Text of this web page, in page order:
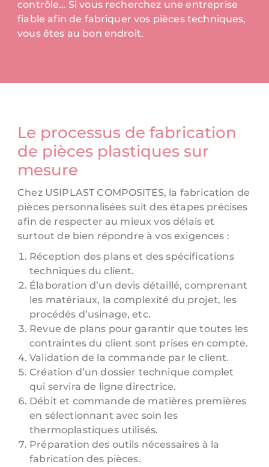
contrôle… Si vous recherchez une entreprise
fiable afin de fabriquer vos pièces techniques,
vous êtes au bon endroit.
Le processus de fabrication
de pièces plastiques sur
mesure
Chez USIPLAST COMPOSITES, la fabrication de
pièces personnalisées suit des étapes précises
afin de respecter au mieux vos délais et
surtout de bien répondre à vos exigences :
Réception des plans et des spécifications
techniques du client.
Élaboration d’un devis détaillé, comprenant
les matériaux, la complexité du projet, les
procédés d’usinage, etc.
Revue de plans pour garantir que toutes les
contraintes du client sont prises en compte.
Validation de la commande par le client.
Création d’un dossier technique complet
qui servira de ligne directrice.
Débit et commande de matières premières
en sélectionnant avec soin les
thermoplastiques utilisés.
Préparation des outils nécessaires à la
fabrication des pièces.